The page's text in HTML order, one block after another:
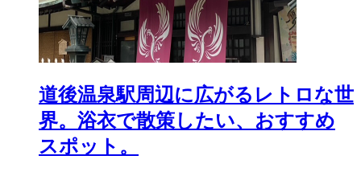
道後温泉駅周辺に広がるレトロな世
界。浴衣で散策したい、おすすめ
スポット。